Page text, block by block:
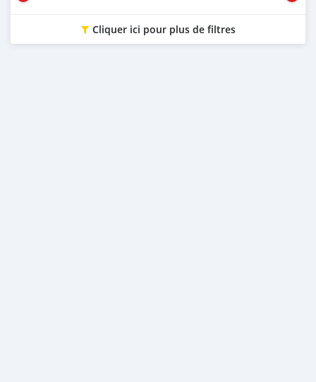
Cliquer ici pour plus de filtres